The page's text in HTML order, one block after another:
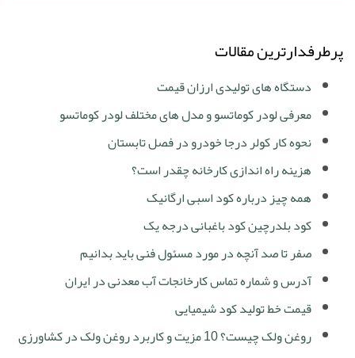
پرطرفدارترین مقالات
دستگاه های تولیدی ارزان قیمت
معرفی لودر کوماتسو و مدل های مختلف لودر کوماتسو
نحوه کار کولر درجا خودرو در فصل تابستان
هزینه راه اندازی کارخانه چقدر است؟
همه چیز درباره کود اسبی ارگانیک
کود بلدرچین کود باغبانی درجه یک
صفر تا صد آنچه در مورد مسئول فنی باید بدانیم
آدرس و شماره تماس کارخانجات آب معدنی در ایران
قیمت خط تولید کود شیمیایی
روغن ولک چیست؟ 10 مزیت و کاربرد روغن ولک در کشاورزی